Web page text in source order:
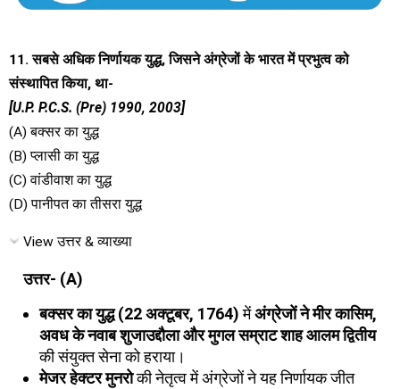
11. सबसे अधिक निर्णायक युद्ध, जिसने अंग्रेजों के भारत में प्रभुत्व को
संस्थापित किया, था-
[U.P. P.C.S. (Pre) 1990, 2003]
(A) बक्सर का युद्ध
(B) प्लासी का युद्ध
(C) वांडीवाश का युद्ध
(D) पानीपत का तीसरा युद्ध
View उत्तर & व्याख्या
उत्तर- (A)
बक्सर का युद्ध (22 अक्टूबर, 1764)मेंअंग्रेजों ने मीर कासिम,
अवध के नवाब शुजाउद्दौला और मुगल सम्राट शाह आलम द्वितीय
की संयुक्त सेना को हराया।
मेजर हेक्टर मुनरोकी नेतृत्व में अंग्रेजों ने यह निर्णायक जीत